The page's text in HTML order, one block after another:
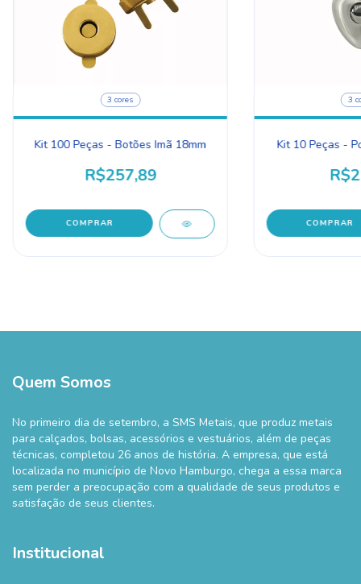
3 cores
Kit 100 Peças - Botões Imã 18mm
R$257,89
COMPRAR
3
Kit 10 Peças -
COMPRAR
Quem Somos
No primeiro dia de setembro, a SMS Metais, que produz metais
para calçados, bolsas, acessórios e vestuários, além de peças
técnicas, completou 26 anos de história. A empresa, que está
localizada no município de Novo Hamburgo, chega a essa marca
sem perder a preocupação com a qualidade de seus produtos e
satisfação de seus clientes.
Institucional